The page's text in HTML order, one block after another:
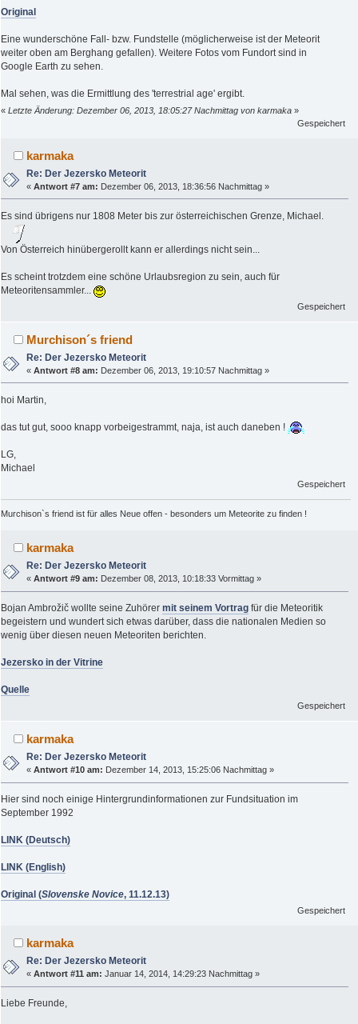
Original
Eine wunderschöne Fall- bzw. Fundstelle (möglicherweise ist der Meteorit
weiter oben am Berghang gefallen). Weitere Fotos vom Fundort sind in
Google Earth zu sehen.
Mal sehen, was die Ermittlung des 'terrestrial age' ergibt.
« Letzte Änderung: Dezember 06, 2013, 18:05:27 Nachmittag von karmaka »
Gespeichert
karmaka
Re: Der Jezersko Meteorit
«Antwort #7 am: Dezember 06, 2013, 18:36:56 Nachmittag »
Es sind übrigens nur 1808 Meter bis zur österreichischen Grenze, Michael.
Von Österreich hinübergerollt kann er allerdings nicht sein...
Es scheint trotzdem eine schöne Urlaubsregion zu sein, auch für
Meteoritensammler...
Gespeichert
Murchison´s friend
Re: Der Jezersko Meteorit
«Antwort #8 am: Dezember 06, 2013, 19:10:57 Nachmittag »
hoi Martin,
das tut gut, sooo knapp vorbeigestrammt, naja, ist auch daneben !
LG,
Michael
Gespeichert
Murchison`s friend ist für alles Neue offen - besonders um Meteorite zu finden !
karmaka
Re: Der Jezersko Meteorit
«Antwort #9 am: Dezember 08, 2013, 10:18:33 Vormittag »
Bojan Ambrožič wollte seine Zuhörer mit seinem Vortrag für die Meteoritik
begeistern und wundert sich etwas darüber, dass die nationalen Medien so
wenig über diesen neuen Meteoriten berichten.
Jezersko in der Vitrine
Quelle
Gespeichert
karmaka
Re: Der Jezersko Meteorit
«Antwort #10 am: Dezember 14, 2013, 15:25:06 Nachmittag »
Hier sind noch einige Hintergrundinformationen zur Fundsituation im
September 1992
LINK (Deutsch)
LINK (English)
Original (Slovenske Novice, 11.12.13)
Gespeichert
karmaka
Re: Der Jezersko Meteorit
«Antwort #11 am: Januar 14, 2014, 14:29:23 Nachmittag »
Liebe Freunde,